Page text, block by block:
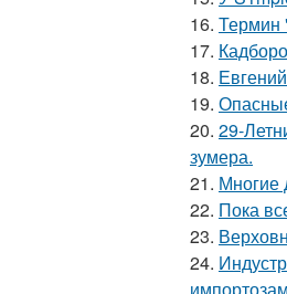
16. Термин
17.
18.
19.
20. 29-
зумера.
21. Многие
22. Пока
23.
24.